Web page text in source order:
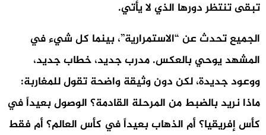
تبقى تنتظر دورها الذي لا يأتي.
الجميع تحدث عن “الاستمرارية”، بينما كل شيء في
المشهد يوحي بالعكس. مدرب جديد، خطاب جديد،
ووعود جديدة، لكن دون وثيقة واضحة تقول للمغاربة:
ماذا نريد بالضبط من المرحلة القادمة؟ الوصول بعيداً في
كأس إفريقيا؟ أم الذهاب بعيداً في كأس العالم؟ أم فقط